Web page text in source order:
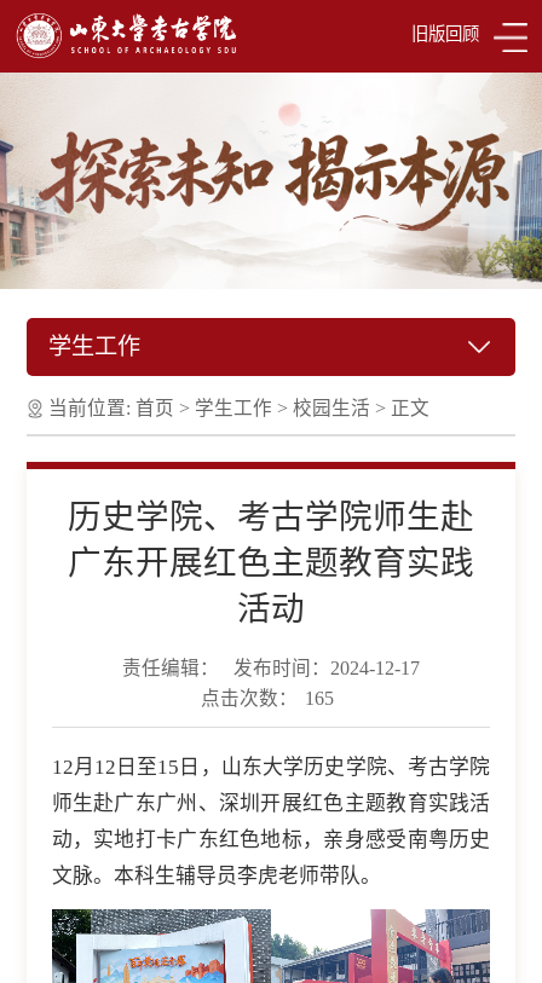
旧版回顾
学生工作
当前位置:首页 > 学生工作 >校园生活 > 正文
历史学院、考古学院师生赴
广东开展红色主题教育实践
活动
责任编辑：
发布时间：2024-12-17
点击次数：
165
12月12日至15日，山东大学历史学院、考古学院
师生赴广东广州、深圳开展红色主题教育实践活
动，实地打卡广东红色地标，亲身感受南粤历史
文脉。本科生辅导员李虎老师带队。